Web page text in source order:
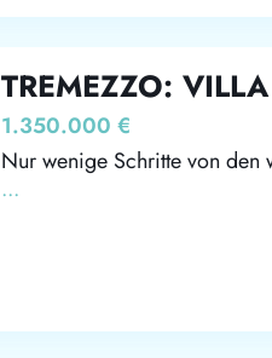
TREMEZZO:
1.350.000 €
Nur wenige Schritte von den
...